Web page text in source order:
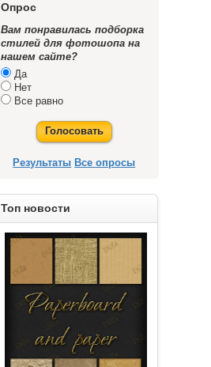
Опрос
Вам понравилась подборка
стилей для фотошопа на
нашем сайте?
Да
Нет
Все равно
Голосовать
Результаты Все опросы
Топ новости